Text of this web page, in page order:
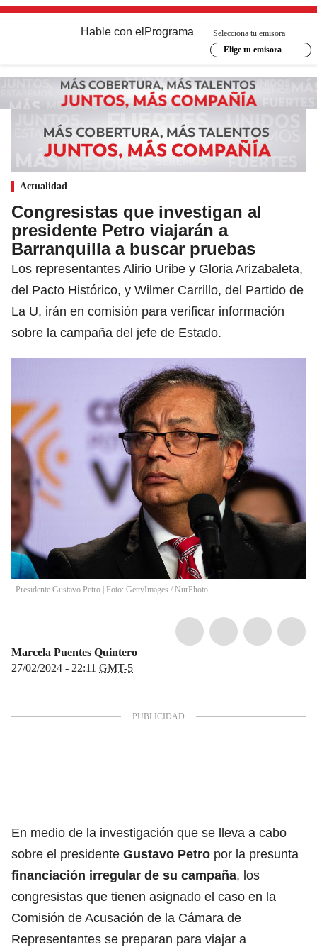
Hable con el Programa
Selecciona tu emisora
Elige tu emisora
Actualidad
Congresistas que investigan al
presidente Petro viajarán a
Barranquilla a buscar pruebas
Los representantes Alirio Uribe y Gloria Arizabaleta,
del Pacto Histórico, y Wilmer Carrillo, del Partido de
La U, irán en comisión para verificar información
sobre la campaña del jefe de Estado.
Presidente Gustavo Petro | Foto: GettyImages / NurPhoto
Marcela Puentes Quintero
27/02/2024 - 22:11 GMT-5
En medio de la investigación que se lleva a cabo
sobre el presidente Gustavo Petro por la presunta
financiación irregular de su campaña, los
congresistas que tienen asignado el caso en la
Comisión de Acusación de la Cámara de
Representantes se preparan para viajar a